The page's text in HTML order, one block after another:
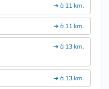
➔ à 11 km.
➔ à 11 km.
➔ à 13 km.
➔ à 13 km.